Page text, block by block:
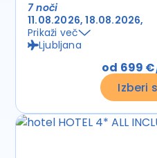
7 noči
11.08.2026 18.08.2026
Prikaži več
Ljubljana
od 699
Izberi